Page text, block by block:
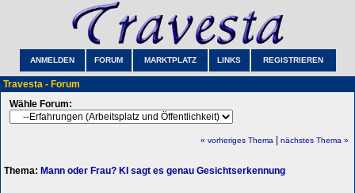
ANMELDEN FORUM MARKTPLATZ LINKS REGISTRIEREN
Travesta - Forum
Wähle Forum:
« vorheriges Thema nächstes Thema »
Thema: Mann oder Frau? KI sagt es genau Gesichtserkennung